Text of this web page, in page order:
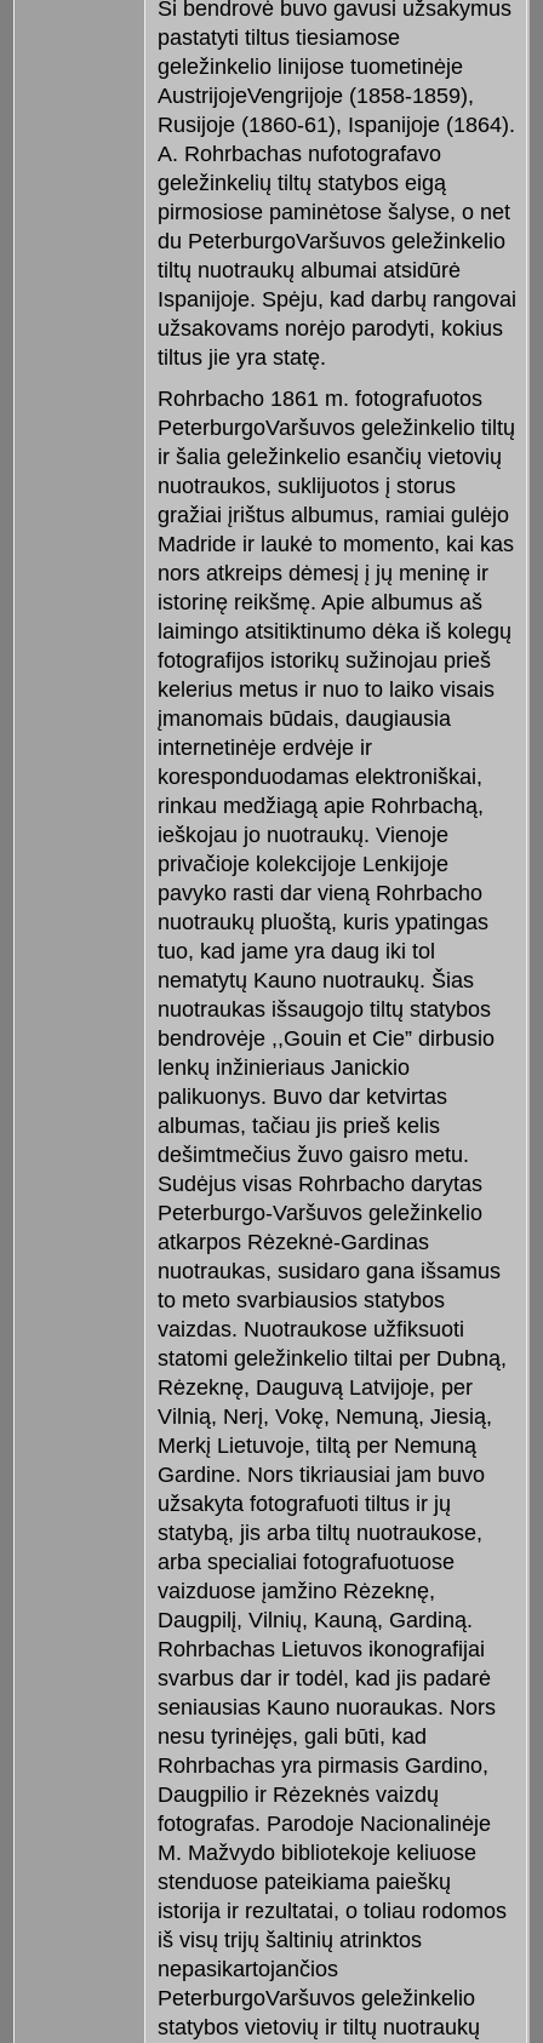
Ši bendrovė buvo gavusi užsakymus
pastatyti tiltus tiesiamose
geležinkelio linijose tuometinėje
AustrijojeVengrijoje (1858-1859),
Rusijoje (1860-61), Ispanijoje (1864).
A. Rohrbachas nufotografavo
geležinkelių tiltų statybos eigą
pirmosiose paminėtose šalyse, o net
du PeterburgoVaršuvos geležinkelio
tiltų nuotraukų albumai atsidūrė
Ispanijoje. Spėju, kad darbų rangovai
užsakovams norėjo parodyti, kokius
tiltus jie yra statę.
Rohrbacho 1861 m. fotografuotos
PeterburgoVaršuvos geležinkelio tiltų
ir šalia geležinkelio esančių vietovių
nuotraukos, suklijuotos į storus
gražiai įrištus albumus, ramiai gulėjo
Madride ir laukė to momento, kai kas
nors atkreips dėmesį į jų meninę ir
istorinę reikšmę. Apie albumus aš
laimingo atsitiktinumo dėka iš kolegų
fotografijos istorikų sužinojau prieš
kelerius metus ir nuo to laiko visais
įmanomais būdais, daugiausia
internetinėje erdvėje ir
koresponduodamas elektroniškai,
rinkau medžiagą apie Rohrbachą,
ieškojau jo nuotraukų. Vienoje
privačioje kolekcijoje Lenkijoje
pavyko rasti dar vieną Rohrbacho
nuotraukų pluoštą, kuris ypatingas
tuo, kad jame yra daug iki tol
nematytų Kauno nuotraukų. Šias
nuotraukas išsaugojo tiltų statybos
bendrovėje ,,Gouin et Cie” dirbusio
lenkų inžinieriaus Janickio
palikuonys. Buvo dar ketvirtas
albumas, tačiau jis prieš kelis
dešimtmečius žuvo gaisro metu.
Sudėjus visas Rohrbacho darytas
Peterburgo-Varšuvos geležinkelio
atkarpos Rėzeknė-Gardinas
nuotraukas, susidaro gana išsamus
to meto svarbiausios statybos
vaizdas. Nuotraukose užfiksuoti
statomi geležinkelio tiltai per Dubną,
Rėzeknę, Dauguvą Latvijoje, per
Vilnią, Nerį, Vokę, Nemuną, Jiesią,
Merkį Lietuvoje, tiltą per Nemuną
Gardine. Nors tikriausiai jam buvo
užsakyta fotografuoti tiltus ir jų
statybą, jis arba tiltų nuotraukose,
arba specialiai fotografuotuose
vaizduose įamžino Rėzeknę,
Daugpilį, Vilnių, Kauną, Gardiną.
Rohrbachas Lietuvos ikonografijai
svarbus dar ir todėl, kad jis padarė
seniausias Kauno nuoraukas. Nors
nesu tyrinėjęs, gali būti, kad
Rohrbachas yra pirmasis Gardino,
Daugpilio ir Rėzeknės vaizdų
fotografas. Parodoje Nacionalinėje
M. Mažvydo bibliotekoje keliuose
stenduose pateikiama paieškų
istorija ir rezultatai, o toliau rodomos
iš visų trijų šaltinių atrinktos
nepasikartojančios
PeterburgoVaršuvos geležinkelio
statybos vietovių ir tiltų nuotraukų